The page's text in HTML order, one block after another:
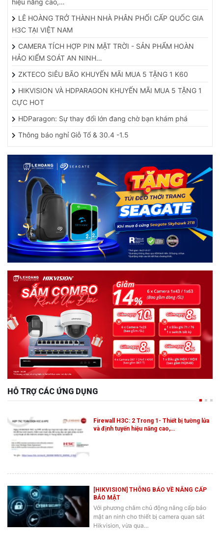
LÊ HOÀNG TRỞ THÀNH NHÀ PHÂN PHỐI CẤP QUỐC GIA
H3C TẠI VIỆT NAM
CAMERA TÍCH HỢP PIN MẶT TRỜI - SẢN PHẨM HOÀN
HẢO KIỂM SOÁT AN NINH…
ZKTECO SIÊU BÃO KHUYẾN MÃI MUA 5 TẶNG 1 K60
HIKVISION VÀ HDPARAGON KHUYẾN MÃI MUA 5 TẶNG 1
CỰC HOT
HDParagon: Sự thay đổi lớn đang chờ bạn khám phá
Thông báo nghỉ Giỗ Tổ & 30.4 -1.5
HỖ TRỢ CÁC ỨNG DỤNG
và định tuyến hiệu năng cao,…
BẢO MẬT
Với phương châm chủ động nâng cấp bảo
mật an ninh cho thiết bị camera quan sát
Hikvision, vừa qua…